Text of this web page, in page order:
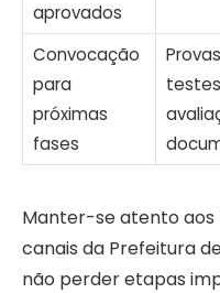
aprovados
Convocação
para
próximas
fases
Manter-se atento aos
canais da Prefeitura
não perder etapas